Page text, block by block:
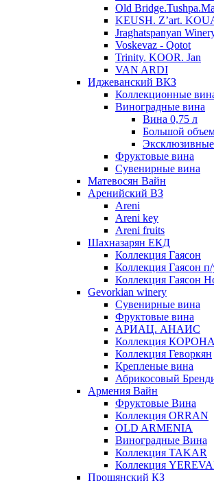
Old
KEUSH. Z’art.
Jraghatspanyan
Voskevaz - Qotot
Trinity. KOOR. Jan
VAN ARDI
Иджеванский ВКЗ
Коллекционные
Виноградные вина
Вина 0,75 л
Большой
Фруктовые вина
Cувенирные вина
Матевосян Вайн
Аренийский ВЗ
Areni
Areni key
Areni fruits
Шахназарян ЕКД
Коллекция Гаясон
Коллекция Гаясон
Коллекция Гаясон
Gevorkian winery
Сувенирные вина
Фруктовые вина
АРИАЦ. АНАИС
Коллекция КОРОНА
Коллекция Геворкян
Крепленые вина
Абрикосовый
Армения Вайн
Фруктовые Вина
Коллекция ORRAN
OLD ARMENIA
Виноградные Вина
Коллекция TAKAR
Коллекция
Прошянский КЗ